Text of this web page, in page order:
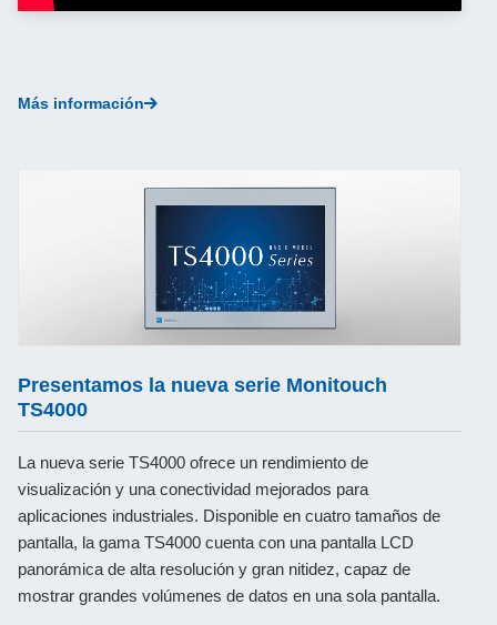
Contactos
Más información
Presentamos la nueva serie Monitouch
TS4000
La nueva serie TS4000 ofrece un rendimiento de
visualización y una conectividad mejorados para
aplicaciones industriales. Disponible en cuatro tamaños de
pantalla, la gama TS4000 cuenta con una pantalla LCD
panorámica de alta resolución y gran nitidez, capaz de
mostrar grandes volúmenes de datos en una sola pantalla.